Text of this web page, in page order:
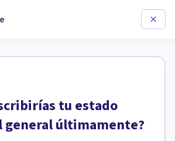
tu estado
general últimamente?